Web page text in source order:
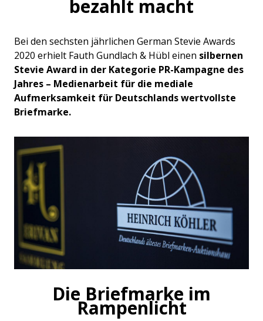
bezahlt macht
Bei den sechsten jährlichen German Stevie Awards
2020 erhielt Fauth Gundlach & Hübl einen silbernen
Stevie Award in der Kategorie PR-Kampagne des
Jahres – Medienarbeit für die mediale
Aufmerksamkeit für Deutschlands wertvollste
Briefmarke.
Die Briefmarke im
Rampenlicht